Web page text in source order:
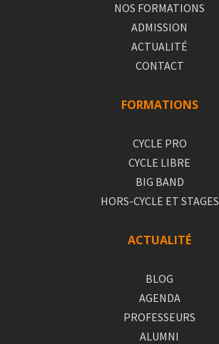
NOS FORMATIONS
ADMISSION
ACTUALITÉ
CONTACT
FORMATIONS
CYCLE PRO
CYCLE LIBRE
BIG BAND
HORS-CYCLE ET STAGES
ACTUALITÉ
BLOG
AGENDA
PROFESSEURS
ALUMNI